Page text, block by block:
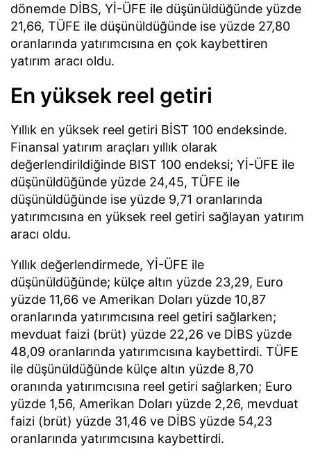
dönemde DİBS, Yİ-ÜFE ile düşünüldüğünde yüzde
21,66, TÜFE ile düşünüldüğünde ise yüzde 27,80
oranlarında yatırımcısına en çok kaybettiren
yatırım aracı oldu.
En yüksek reel getiri
Yıllık en yüksek reel getiri BİST 100 endeksinde.
Finansal yatırım araçları yıllık olarak
değerlendirildiğinde BIST 100 endeksi; Yİ-ÜFE ile
düşünüldüğünde yüzde 24,45, TÜFE ile
düşünüldüğünde ise yüzde 9,71 oranlarında
yatırımcısına en yüksek reel getiri sağlayan yatırım
aracı oldu.
Yıllık değerlendirmede, Yİ-ÜFE ile
düşünüldüğünde; külçe altın yüzde 23,29, Euro
yüzde 11,66 ve Amerikan Doları yüzde 10,87
oranlarında yatırımcısına reel getiri sağlarken;
mevduat faizi (brüt) yüzde 22,26 ve DİBS yüzde
48,09 oranlarında yatırımcısına kaybettirdi. TÜFE
ile düşünüldüğünde külçe altın yüzde 8,70
oranında yatırımcısına reel getiri sağlarken; Euro
yüzde 1,56, Amerikan Doları yüzde 2,26, mevduat
faizi (brüt) yüzde 31,46 ve DİBS yüzde 54,23
oranlarında yatırımcısına kaybettirdi.